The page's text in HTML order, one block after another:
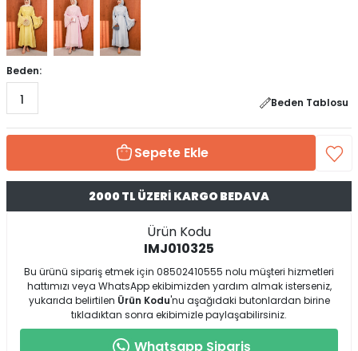
Beden:
1 Beden Tablosu
Sepete Ekle
2000 TL ÜZERİ KARGO BEDAVA
Ürün Kodu
IMJ010325
Bu ürünü sipariş etmek için 08502410555 nolu müşteri hizmetleri
hattımızı veya WhatsApp ekibimizden yardım almak isterseniz,
yukarıda belirtilen Ürün Kodu'nu aşağıdaki butonlardan birine
tıkladıktan sonra ekibimizle paylaşabilirsiniz.
Whatsapp Sipariş